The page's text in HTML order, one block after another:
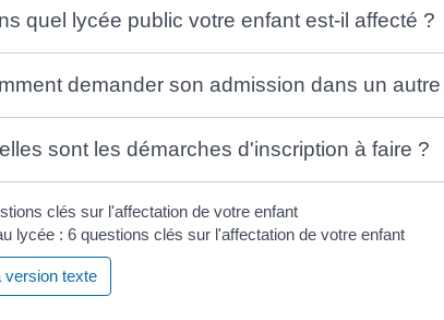
quel lycée public votre enfant est-il affecté ?
demander son admission dans un
sont les démarches d'inscription à faire ?
lycée : 6 questions clés sur l'affectation de votre enfant
version texte